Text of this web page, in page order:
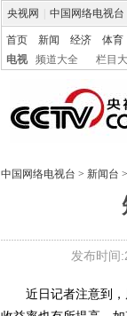
央视网 中国网络电视台
首页 新闻 经济 体育
电视
频道大全 栏目
中国网络电视台 > 新闻台 >
发布时间
近日记者注意到，